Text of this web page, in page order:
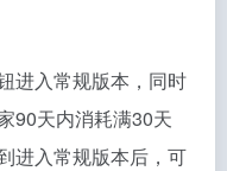
进入常规版本，同时
90天内消耗满30天
进入常规版本后，可